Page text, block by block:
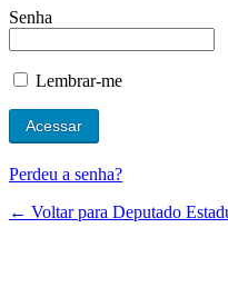
Senha
Lembrar-me
Perdeu a senha?
← Voltar para Deputado